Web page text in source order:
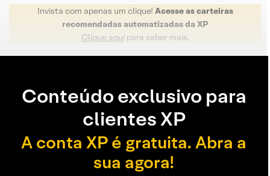
Invista com apenas um clique! Acesse as carteiras
recomendadas automatizadas da XP
Clique aqui para saber mais.
Conteúdo exclusivo para
clientes XP
A conta XP é gratuita. Abra a
sua agora!